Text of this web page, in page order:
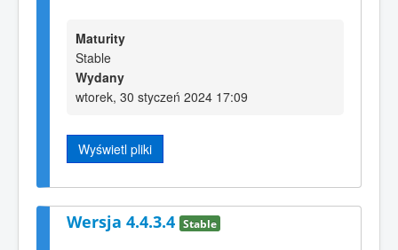
Maturity
Stable
Wydany
wtorek, 30 styczeń 2024 17:09
Wyświetl pliki
Wersja 4.4.3.4 Stable